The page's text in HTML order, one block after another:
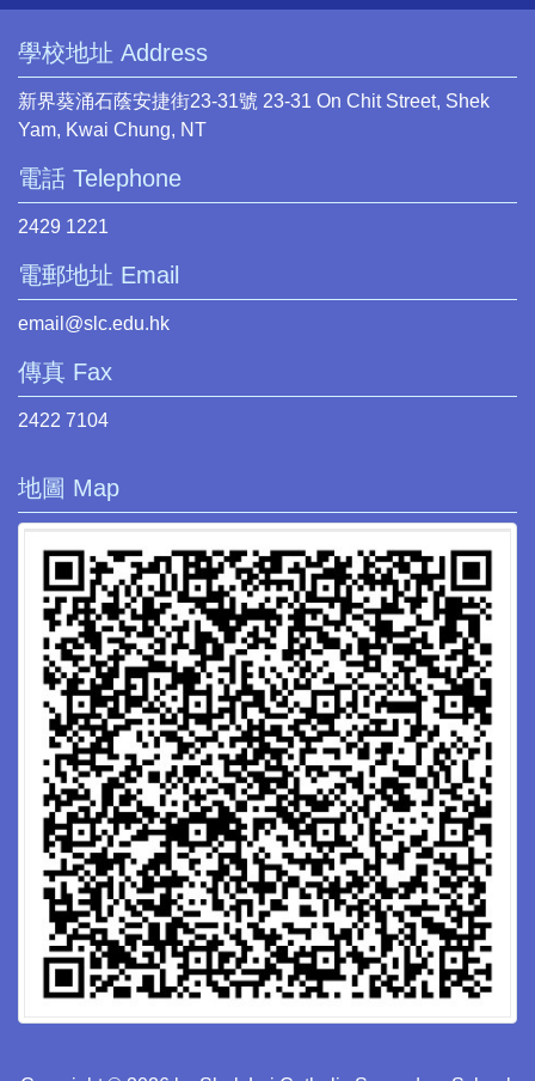
學校地址 Address
新界葵涌石蔭安捷街23-31號 23-31 On Chit Street, Shek
Yam, Kwai Chung, NT
電話 Telephone
2429 1221
電郵地址 Email
email@slc.edu.hk
傳真 Fax
2422 7104
地圖 Map